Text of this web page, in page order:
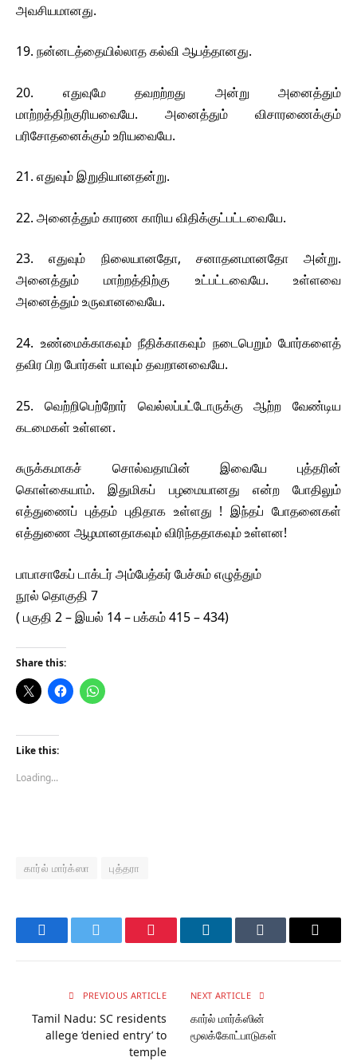
அவசியமானது.
19. நன்னடத்தையில்லாத கல்வி ஆபத்தானது.
20. எதுவுமே தவறற்றது அன்று அனைத்தும்
மாற்றத்திற்குரியவையே. அனைத்தும் விசாரணைக்கும்
பரிசோதனைக்கும் உரியவையே.
21. எதுவும் இறுதியானதன்று.
22. அனைத்தும் காரண காரிய விதிக்குட்பட்டவையே.
23. எதுவும் நிலையானதோ, சனாதனமானதோ அன்று.
அனைத்தும் மாற்றத்திற்கு உட்பட்டவையே. உள்ளவை
அனைத்தும் உருவானவையே.
24. உண்மைக்காகவும் நீதிக்காகவும் நடைபெறும் போர்களைத்
தவிர பிற போர்கள் யாவும் தவறானவையே.
25. வெற்றிபெற்றோர் வெல்லப்பட்டோருக்கு ஆற்ற வேண்டிய
கடமைகள் உள்ளன.
சுருக்கமாகச் சொல்வதாயின் இவையே புத்தரின்
கொள்கையாம். இதுமிகப் பழமையானது என்ற போதிலும்
எத்துணைப் புத்தம் புதிதாக உள்ளது ! இந்தப் போதனைகள்
எத்துணை ஆழமானதாகவும் விரிந்ததாகவும் உள்ளன!
பாபாசாகேப் டாக்டர் அம்பேத்கர் பேச்சும் எழுத்தும்
நூல் தொகுதி 7
( பகுதி 2 – இயல் 14 – பக்கம் 415 – 434)
Share this:
Like this:
Loading...
கார்ல் மார்க்ஸா புத்தரா
FacebookTwitter Pinterest LinkedInTumblr Email
PREVIOUS ARTICLE
Tamil Nadu: SC residents
allege ‘denied entry’ to
temple
NEXT ARTICLE
கார்ல் மார்க்ஸின்
மூலக்கோட்பாடுகள்